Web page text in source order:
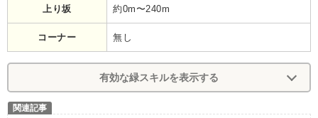
上り坂 約0m〜240m
コーナー 無し
有効な緑スキルを表示する